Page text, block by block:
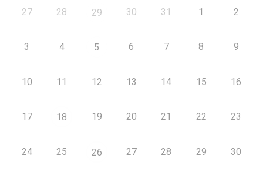
27 28 29 30 31 1 2
3 4 5 6 7 8 9
10 11 12 13 14 15 16
17 18 19 20 21 22 23
24 25 26 27 28 29 30